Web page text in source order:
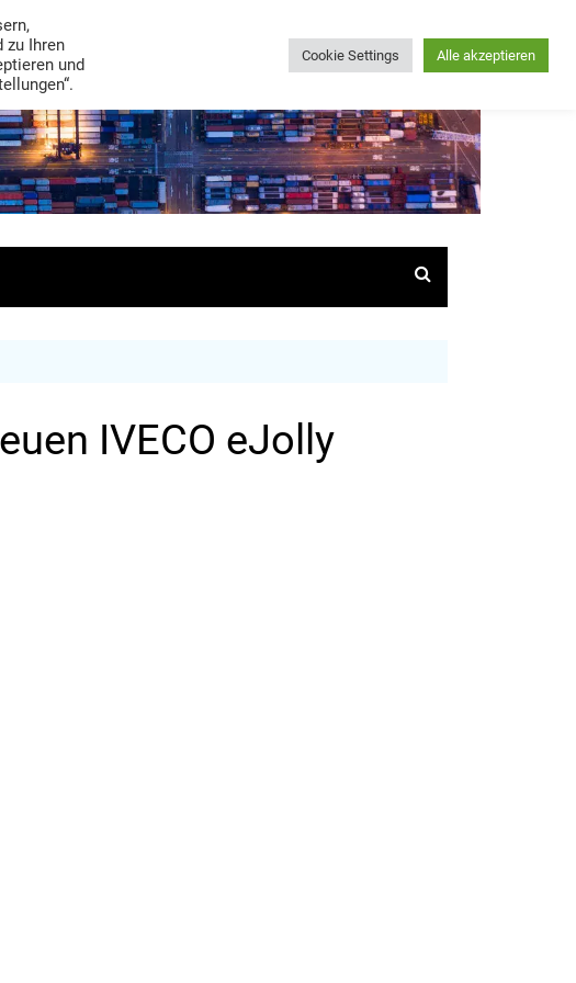
IVECO eJolly
zu Ihren
und
Cookie Settings Alle akzeptieren